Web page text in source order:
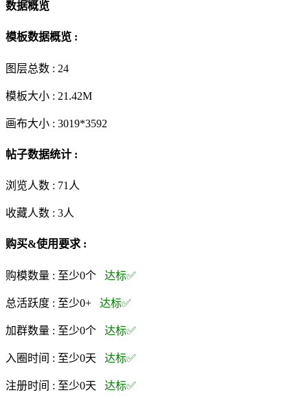
数据概览
模板数据概览 :
图层总数 : 24
模板大小 : 21.42M
画布大小 : 3019*3592
帖子数据统计 :
浏览人数 : 71人
收藏人数 : 3人
购买&使用要求 :
购模数量 : 至少0个 达标✅
总活跃度 : 至少0+ 达标✅
加群数量 : 至少0个 达标✅
入圈时间 : 至少0天 达标✅
注册时间 : 至少0天 达标✅